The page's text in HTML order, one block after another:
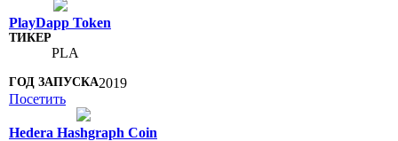
PlayDapp Token
PLA
2019
Посетить
Hedera Hashgraph Coin